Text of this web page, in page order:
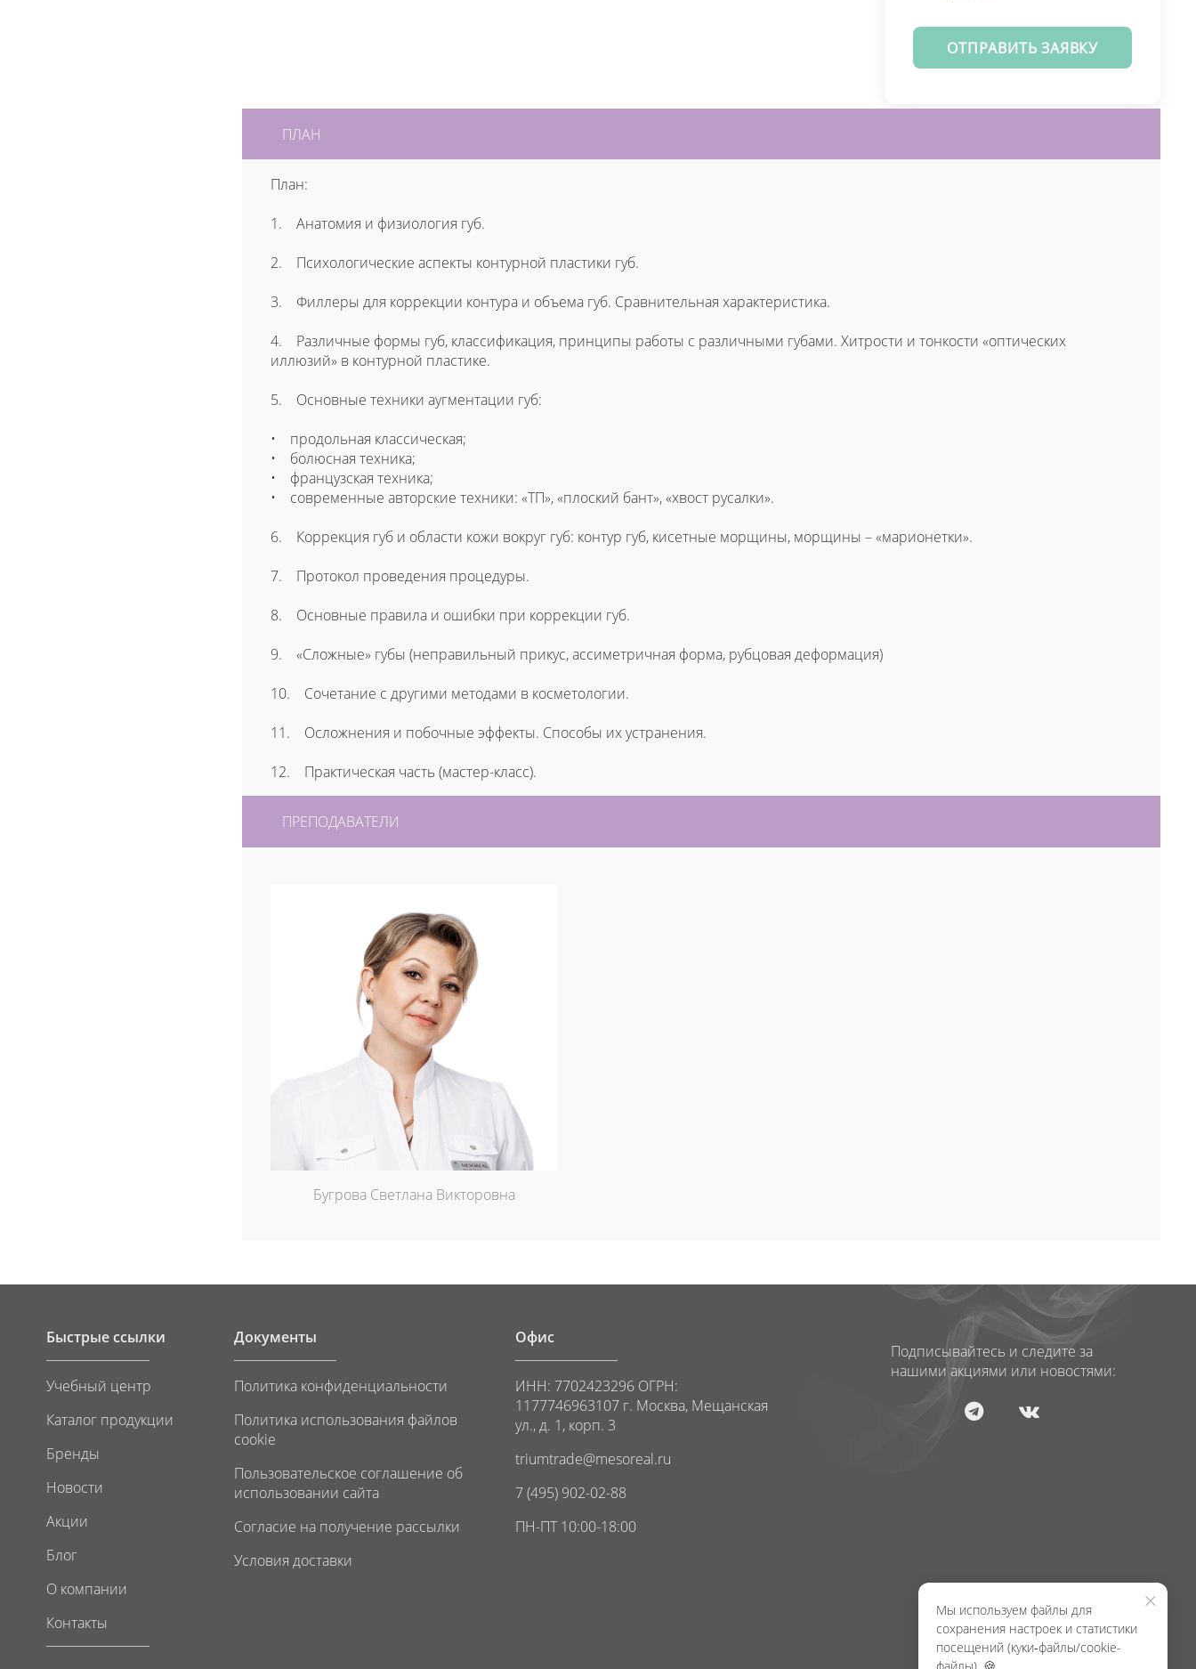
×
Мы используем файлы для
сохранения настроек и статистики
посещений (куки‑файлы/cookie-
ОТПРАВИТЬ ЗАЯВКУ
ПЛАН
План:
1. Анатомия и физиология губ.
2. Психологические аспекты контурной пластики губ.
3. Филлеры для коррекции контура и объема губ. Сравнительная характеристика.
4. Различные формы губ, классификация, принципы работы с различными губами. Хитрости и тонкости «оптических
иллюзий» в контурной пластике.
5. Основные техники аугментации губ:
• продольная классическая;
• болюсная техника;
• французская техника;
• современные авторские техники: «ТП», «плоский бант», «хвост русалки».
6. Коррекция губ и области кожи вокруг губ: контур губ, кисетные морщины, морщины – «марионетки».
7. Протокол проведения процедуры.
8. Основные правила и ошибки при коррекции губ.
9. «Сложные» губы (неправильный прикус, ассиметричная форма, рубцовая деформация)
10. Сочетание с другими методами в косметологии.
11. Осложнения и побочные эффекты. Способы их устранения.
12. Практическая часть (мастер-класс).
ПРЕПОДАВАТЕЛИ
Бугрова Светлана Викторовна
Быстрые ссылки
Учебный центр
Каталог продукции
Бренды
Новости
Акции
Блог
О компании
Контакты
Документы
Политика конфиденциальности
Политика использования файлов
cookie
Пользовательское соглашение об
использовании сайта
Согласие на получение рассылки
Условия доставки
Офис
ИНН: 7702423296 ОГРН:
1177746963107 г. Москва, Мещанская
ул., д. 1, корп. 3
triumtrade@mesoreal.ru
7 (495) 902-02-88
ПН-ПТ 10:00-18:00
Подписывайтесь и следите за
нашими акциями или новостями: